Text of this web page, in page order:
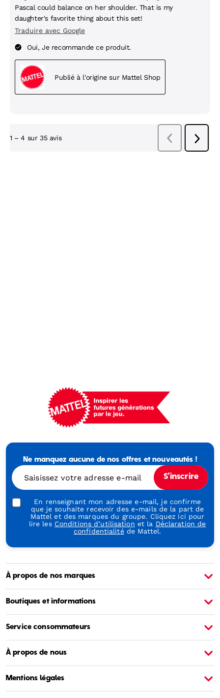
-
Generations
Play
Ne manquez aucune de nos offres et nouveautés !
Saisissez votre adresse e-mail S'inscrire
En renseignant mon adresse e-mail, je confirme
que je souhaite recevoir des e-mails de la part de
Mattel et des marques du groupe. Cliquez ici pour
lire les Conditions d’utilisation et la Déclaration de
confidentialitéde Mattel.
À propos de nos marques
Boutiques et informations
Service consommateurs
À propos de nous
Mentions légales